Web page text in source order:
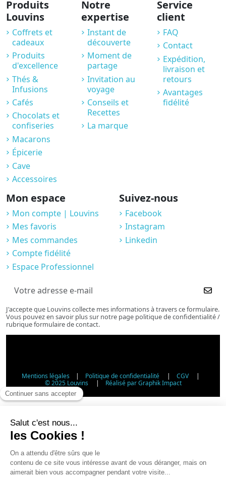
Produits
Louvins
Coffrets et
cadeaux
Produits
d'excellence
Thés &
Infusions
Cafés
Chocolats et
confiseries
Macarons
Épicerie
Cave
Accessoires
Notre
expertise
Instant de
découverte
Moment de
partage
Invitation au
voyage
Conseils et
Recettes
La marque
Service
client
FAQ
Contact
Expédition,
livraison et
retours
Avantages
fidélité
Mon espace
Mon compte | Louvins
Mes favoris
Mes commandes
Compte fidélité
Espace Professionnel
Suivez-nous
Facebook
Instagram
Linkedin
J'accepte que Louvins collecte mes informations à travers ce formulaire.
Vous pouvez en savoir plus sur notre page politique de confidentialité /
rubrique formulaire de contact.
Mentions légales | Politique de confidentialité | CGV |
© 2025 Louvins | Réalisé par Graphik Impact
Conformément à l'article L3342-1 du Code de la santé
publique, la vente d'alcool est interdite aux mineurs de
moins de 18 ans. Veuillez confirmer votre âge.
Article L3342-1 du Code de la santé publique : la vente
d'alcool aux mineurs de moins de 18 ans est interdite.